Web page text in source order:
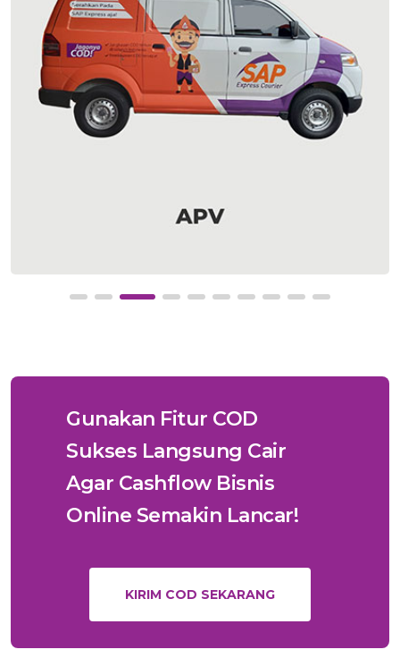
Gunakan Fitur COD
Sukses Langsung Cair
Agar Cashflow Bisnis
Online Semakin Lancar!
KIRIM COD SEKARANG